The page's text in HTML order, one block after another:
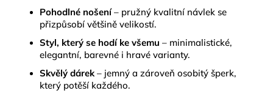
Pohodlné nošení– pružný kvalitní návlek se
přizpůsobí většině velikostí.
Styl, který se hodí ke všemu – minimalistické,
elegantní, barevné i hravé varianty.
Skvělý dárek – jemný a zároveň osobitý šperk,
který potěší každého.